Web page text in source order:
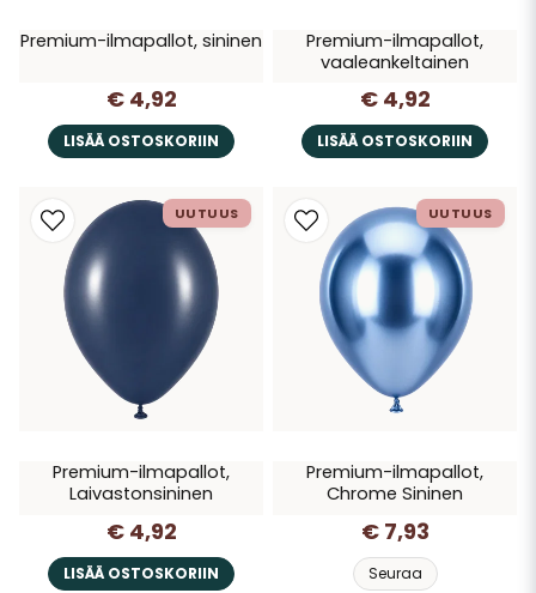
Premium-ilmapallot, sininen
€ 4,92
LISÄÄ OSTOSKORIIN
Premium-ilmapallot,
vaaleankeltainen
€ 4,92
LISÄÄ OSTOSKORIIN
Premium-ilmapallot,
Laivastonsininen
€ 4,92
LISÄÄ OSTOSKORIIN
UUTUUS
Premium-ilmapallot,
Chrome Sininen
€ 7,93
Seuraa
UUTUUS